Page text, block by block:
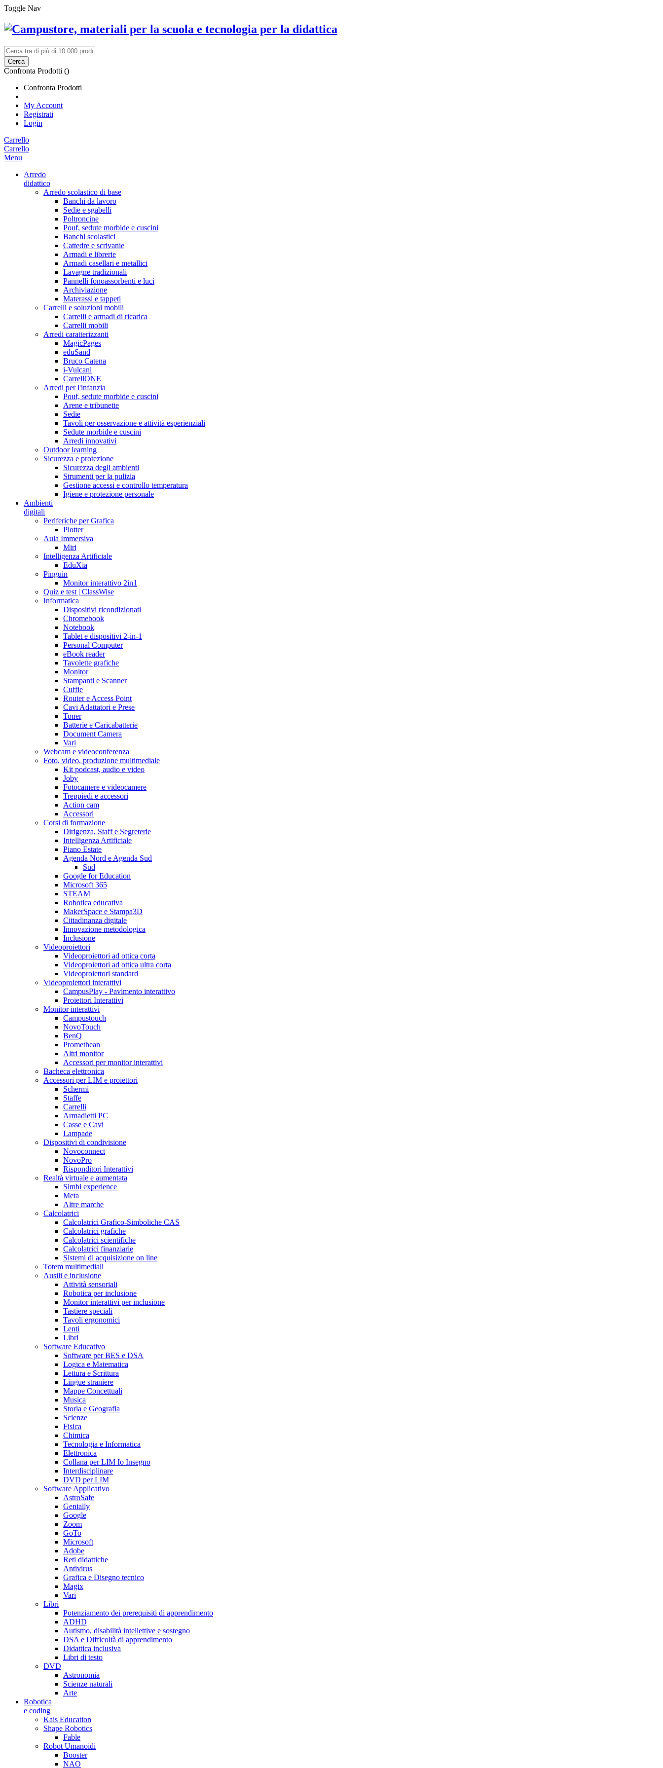
Toggle Nav
Cerca
Confronta Prodotti ()
Confronta Prodotti
My Account
Registrati
Login
Carrello
Carrello
Menu
Arredo
didattico
Arredo scolastico di base
Banchi da lavoro
Sedie e sgabelli
Poltroncine
Pouf, sedute morbide e cuscini
Banchi scolastici
Cattedre e scrivanie
Armadi e librerie
Armadi casellari e metallici
Lavagne tradizionali
Pannelli fonoassorbenti e luci
Archiviazione
Materassi e tappeti
Carrelli e soluzioni mobili
Carrelli e armadi di ricarica
Carrelli mobili
Arredi caratterizzanti
MagicPages
eduSand
Bruco Catena
i-Vulcani
CarrellONE
Arredi per l'infanzia
Pouf, sedute morbide e cuscini
Arene e tribunette
Sedie
Tavoli per osservazione e attività esperienziali
Sedute morbide e cuscini
Arredi innovativi
Outdoor learning
Sicurezza e protezione
Sicurezza degli ambienti
Strumenti per la pulizia
Gestione accessi e controllo temperatura
Igiene e protezione personale
Ambienti
digitali
Periferiche per Grafica
Plotter
Aula Immersiva
Miri
Intelligenza Artificiale
EduXia
Pinguin
Monitor interattivo 2in1
Quiz e test | ClassWise
Informatica
Dispositivi ricondizionati
Chromebook
Notebook
Tablet e dispositivi 2-in-1
Personal Computer
eBook reader
Tavolette grafiche
Monitor
Stampanti e Scanner
Cuffie
Router e Access Point
Cavi Adattatori e Prese
Toner
Batterie e Caricabatterie
Document Camera
Vari
Webcam e videoconferenza
Foto, video, produzione multimediale
Kit podcast, audio e video
Joby
Fotocamere e videocamere
Treppiedi e accessori
Action cam
Accessori
Corsi di formazione
Dirigenza, Staff e Segreterie
Intelligenza Artificiale
Piano Estate
Agenda Nord e Agenda Sud
Sud
Google for Education
Microsoft 365
STEAM
Robotica educativa
MakerSpace e Stampa3D
Cittadinanza digitale
Innovazione metodologica
Inclusione
Videoproiettori
Videoproiettori ad ottica corta
Videoproiettori ad ottica ultra corta
Videoproiettori standard
Videoproiettori interattivi
CampusPlay - Pavimento interattivo
Proiettori Interattivi
Monitor interattivi
Campustouch
NovoTouch
BenQ
Promethean
Altri monitor
Accessori per monitor interattivi
Bacheca elettronica
Accessori per LIM e proiettori
Schermi
Staffe
Carrelli
Armadietti PC
Casse e Cavi
Lampade
Dispositivi di condivisione
Novoconnect
NovoPro
Risponditori Interattivi
Realtà virtuale e aumentata
Simbi experience
Meta
Altre marche
Calcolatrici
Calcolatrici Grafico-Simboliche CAS
Calcolatrici grafiche
Calcolatrici scientifiche
Calcolatrici finanziarie
Sistemi di acquisizione on line
Totem multimediali
Ausili e inclusione
Attività sensoriali
Robotica per inclusione
Monitor interattivi per inclusione
Tastiere speciali
Tavoli ergonomici
Lenti
Libri
Software Educativo
Software per BES e DSA
Logica e Matematica
Lettura e Scrittura
Lingue straniere
Mappe Concettuali
Musica
Storia e Geografia
Scienze
Fisica
Chimica
Tecnologia e Informatica
Elettronica
Collana per LIM Io Insegno
Interdisciplinare
DVD per LIM
Software Applicativo
AstroSafe
Genially
Google
Zoom
GoTo
Microsoft
Adobe
Reti didattiche
Antivirus
Grafica e Disegno tecnico
Magix
Vari
Libri
Potenziamento dei prerequisiti di apprendimento
ADHD
Autismo, disabilità intellettive e sostegno
DSA e Difficoltà di apprendimento
Didattica inclusiva
Libri di testo
DVD
Astronomia
Scienze naturali
Arte
Robotica
e coding
Kais Education
Shape Robotics
Fable
Robot Umanoidi
Booster
NAO